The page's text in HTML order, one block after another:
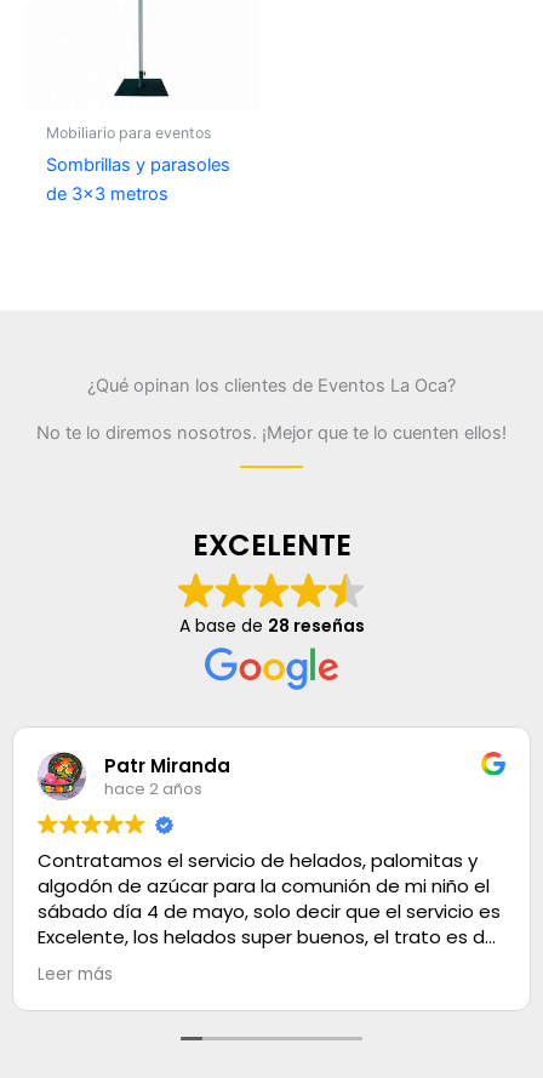
Mobiliario para eventos
Sombrillas y parasoles
de 3×3 metros
¿Qué opinan los clientes de Eventos La Oca?
No te lo diremos nosotros. ¡Mejor que te lo cuenten ellos!
EXCELENTE
A base de 28 reseñas
Patr Miranda
hace 2 años
Contratamos el servicio de helados, palomitas y
algodón de azúcar para la comunión de mi niño el
sábado día 4 de mayo, solo decir que el servicio es
Excelente, los helados super buenos, el trato es de
100. Muchas gracias
Leer más